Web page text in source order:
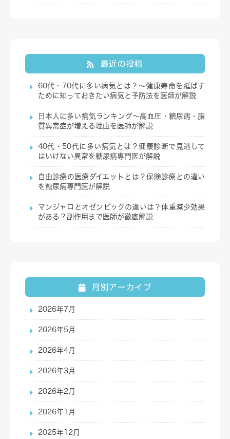
最近の投稿
60代・70代に多い病気とは？～健康寿命を延ばす
ために知っておきたい病気と予防法を医師が解説
日本人に多い病気ランキング～高血圧・糖尿病・脂
質異常症が増える理由を医師が解説
40代・50代に多い病気とは？健康診断で見逃して
はいけない異常を糖尿病専門医が解説
自由診療の医療ダイエットとは？保険診療との違い
を糖尿病専門医が解説
マンジャロとオゼンピックの違いは？体重減少効果
がある？副作用まで医師が徹底解説
月別アーカイブ
2026年7月
2026年5月
2026年4月
2026年3月
2026年2月
2026年1月
2025年12月